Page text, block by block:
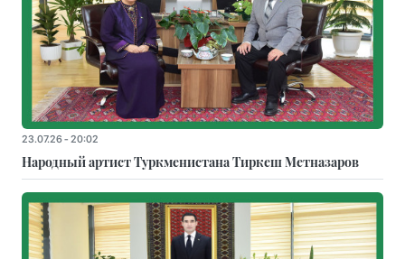
23.07.26 - 20:02
Народный артист Туркменистана Тиркеш Мeтназаров